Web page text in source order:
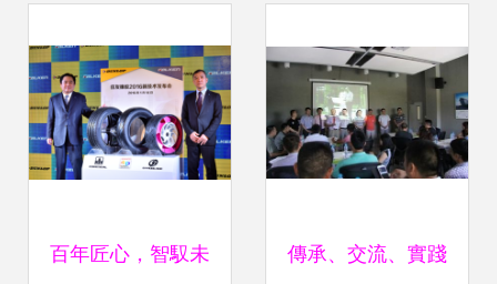
技術普及與人才培
養
升級
百年匠心，智馭未 傳承、交流、實踐